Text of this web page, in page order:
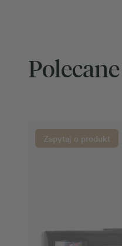
Zapytaj o produkt